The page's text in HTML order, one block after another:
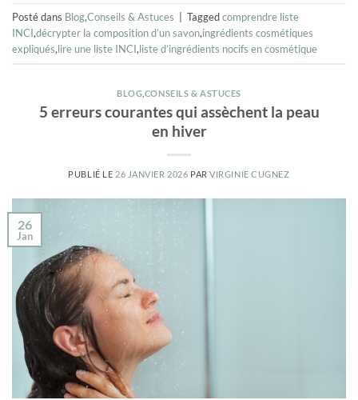
Posté dans Blog,Conseils & Astuces Taggedcomprendre liste
INCI,décrypter la composition d’un savon,ingrédients cosmétiques
expliqués,lire une liste INCI,liste d’ingrédients nocifs en cosmétique
BLOG CONSEILS & ASTUCES
5 erreurs courantes qui assèchent la peau
en hiver
PUBLIÉ LE 26 JANVIER 2026 PARVIRGINIE CUGNEZ
26
Jan